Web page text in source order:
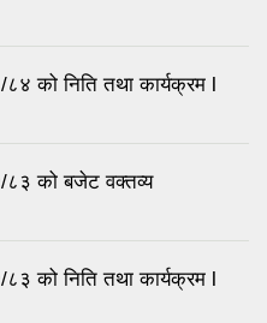
को निति तथा कार्यक्रम l
८३ को बजेट वक्तव्य
को निति तथा कार्यक्रम l